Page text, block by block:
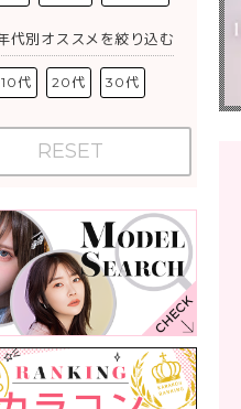
代別オススメを絞り込む
10代 20代 30代
RESET